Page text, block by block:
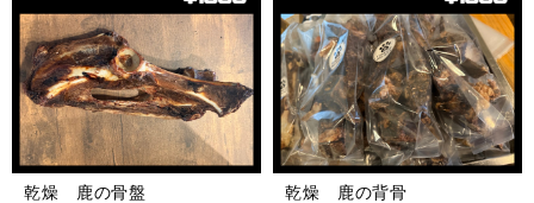
乾燥 鹿の骨盤
乾燥 鹿の背骨